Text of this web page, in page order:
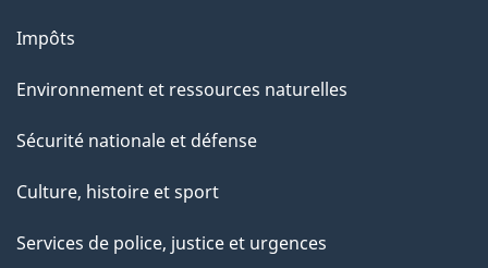
Impôts
Environnement et ressources naturelles
Sécurité nationale et défense
Culture, histoire et sport
Services de police, justice et urgences